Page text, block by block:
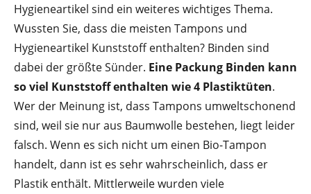
Hygieneartikel sind ein weiteres wichtiges Thema.
Wussten Sie, dass die meisten Tampons und
Hygieneartikel Kunststoff enthalten? Binden sind
dabei der größte Sünder. Eine Packung Binden kann
so viel Kunststoff enthalten wie 4 Plastiktüten.
Wer der Meinung ist, dass Tampons umweltschonend
sind, weil sie nur aus Baumwolle bestehen, liegt leider
falsch. Wenn es sich nicht um einen Bio-Tampon
handelt, dann ist es sehr wahrscheinlich, dass er
Plastik enthält. Mittlerweile wurden viele